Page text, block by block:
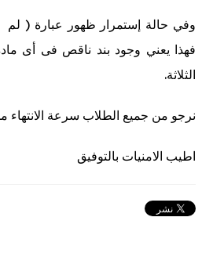
وفي حالة إستمرار ظهور عبارة ( لم
فهذا يعني وجود بند ناقص فى أى
الثلاثة.
نرجو من جميع الطلاب سرعة الانتهاء
اطيب الامنيات بالتوفيق